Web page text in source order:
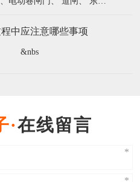
能需要选择双排或大尺寸
可是我们前进的动力，真诚
防火、隔热设施，产品在
中应注意哪些事项
在线留言